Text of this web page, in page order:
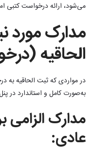
می‌شود، ارائه درخواست کتبی
مدارک مورد
الحاقیه
در مواردی که ثبت الحاقیه به
به‌صورت کامل و استاندارد در
مدارک الزامی
عادی: